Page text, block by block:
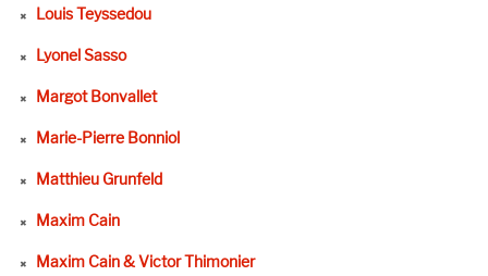
Louis Teyssedou
Lyonel Sasso
Margot Bonvallet
Marie-Pierre Bonniol
Matthieu Grunfeld
Maxim Cain
Maxim Cain & Victor Thimonier